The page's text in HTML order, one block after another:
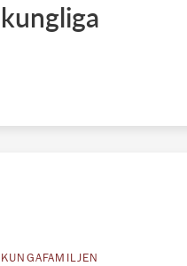
kungliga
KUNGAFAMILJEN